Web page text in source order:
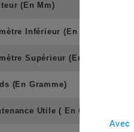
(En Mm)
Inférieur (En Mm)
Supérieur (En Mm)
(En Gramme)
Utile ( En Cl)